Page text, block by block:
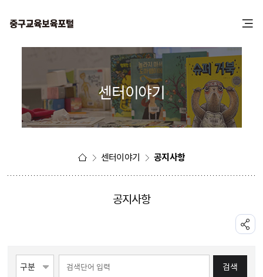
센터이야기
센터이야기 공지사항
공지사항
검색